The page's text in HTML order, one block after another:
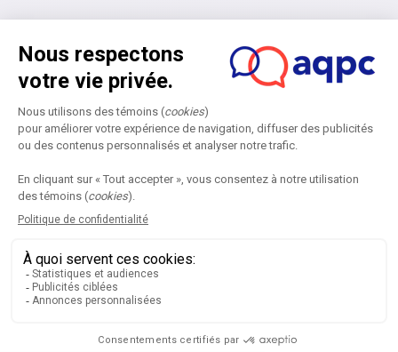
Accueil
Colloque annuel
Prochaine édition
Devenir partenaire
Consulter les archives
Les prix AQPC
FAQ